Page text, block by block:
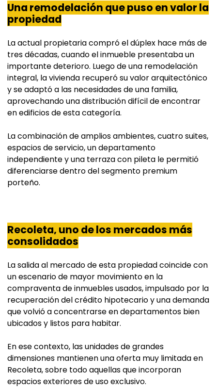
Una remodelación que puso en valor la
propiedad
La actual propietaria compró el dúplex hace más de
tres décadas, cuando el inmueble presentaba un
importante deterioro. Luego de una remodelación
integral, la vivienda recuperó su valor arquitectónico
y se adaptó a las necesidades de una familia,
aprovechando una distribución difícil de encontrar
en edificios de esta categoría.
La combinación de amplios ambientes, cuatro suites,
espacios de servicio, un departamento
independiente y una terraza con pileta le permitió
diferenciarse dentro del segmento premium
porteño.
Recoleta, uno de los mercados más
consolidados
La salida al mercado de esta propiedad coincide con
un escenario de mayor movimiento en la
compraventa de inmuebles usados, impulsado por la
recuperación del crédito hipotecario y una demanda
que volvió a concentrarse en departamentos bien
ubicados y listos para habitar.
En ese contexto, las unidades de grandes
dimensiones mantienen una oferta muy limitada en
Recoleta, sobre todo aquellas que incorporan
espacios exteriores de uso exclusivo.